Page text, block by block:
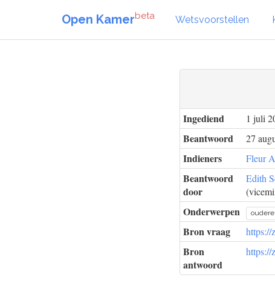
Open Kamerbeta Wetsvoorstellen
Ingediend 1 juli
Beantwoord 27
Indieners Fleur
Beantwoord
door
Edith
Onderwerpen
Bron vraag https://
Bron
antwoord
https://